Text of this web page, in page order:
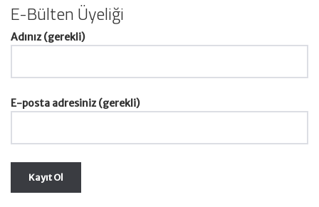
E-Bülten Üyeliği
Adınız (gerekli)
E-posta adresiniz (gerekli)